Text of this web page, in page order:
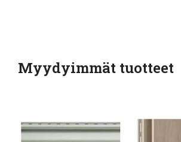
Myydyimmät tuotteet